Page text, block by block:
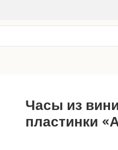
Часы из
пластинки